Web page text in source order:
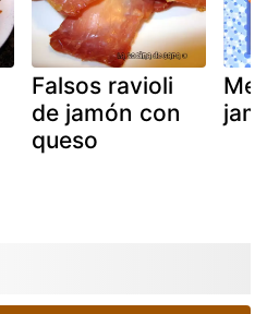
Falsos ravioli
de jamón con
queso